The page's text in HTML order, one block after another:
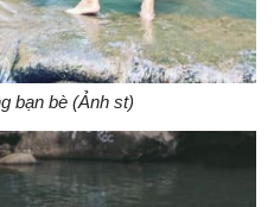
bạn bè (Ảnh st)